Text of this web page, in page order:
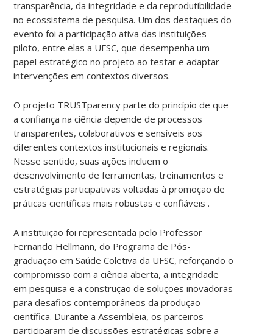
transparência, da integridade e da reprodutibilidade
no ecossistema de pesquisa. Um dos destaques do
evento foi a participação ativa das instituições
piloto, entre elas a UFSC, que desempenha um
papel estratégico no projeto ao testar e adaptar
intervenções em contextos diversos.
O projeto TRUSTparency parte do princípio de que
a confiança na ciência depende de processos
transparentes, colaborativos e sensíveis aos
diferentes contextos institucionais e regionais.
Nesse sentido, suas ações incluem o
desenvolvimento de ferramentas, treinamentos e
estratégias participativas voltadas à promoção de
práticas científicas mais robustas e confiáveis .
A instituição foi representada pelo Professor
Fernando Hellmann, do Programa de Pós-
graduação em Saúde Coletiva da UFSC, reforçando o
compromisso com a ciência aberta, a integridade
em pesquisa e a construção de soluções inovadoras
para desafios contemporâneos da produção
científica. Durante a Assembleia, os parceiros
participaram de discussões estratégicas sobre a